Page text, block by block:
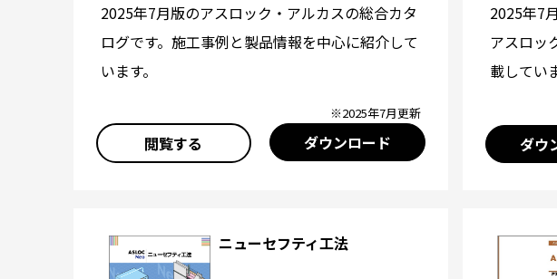
2025年7月版のアスロック・アルカスの総合カタ
ログです。施工事例と製品情報を中心に紹介して
います。
※2025年7月更新
閲覧する ダウンロード
2025年7
アスロッ
載してい
ダウ
ニューセフティ工法